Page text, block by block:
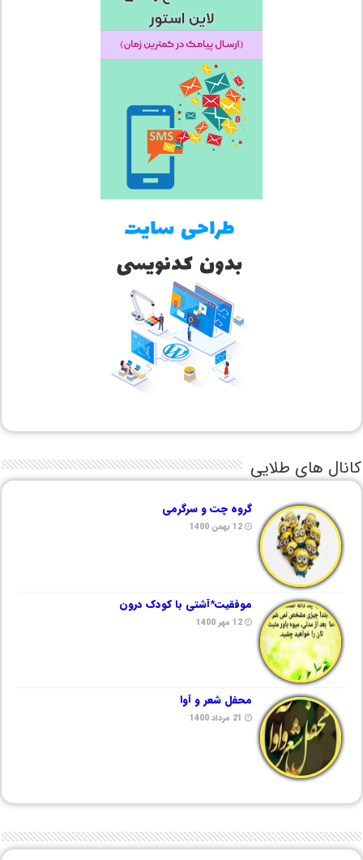
کانال های طلایی
گروه چت و سرگرمی
12 بهمن 1400
موفقیت*آشتی با کودک درون
12 مهر 1400
محفل شعر و آوا
21 مرداد 1400